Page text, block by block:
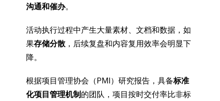
沟通和催办。
活动执行过程中产生大量素材、文档和数据，如
果存储分散，后续复盘和内容复用效率会明显下
降。
根据项目管理协会（PMI）研究报告，具备标准
化项目管理机制 的团队，项目按时交付率比非标